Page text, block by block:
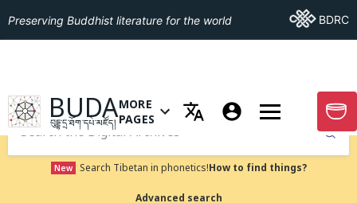
Preserving Buddhist literature for the world Go ToBDRC
GO TO HOMEPAGE
BUDA
བུདྡྷ་དྲ་ཐོག་དཔེ་མཛོད།
OPEN MENU OF MORE PAGES
MORE
PAGES
GO
Submit
New Search Tibetan in phonetics!How to find things?
Advanced search